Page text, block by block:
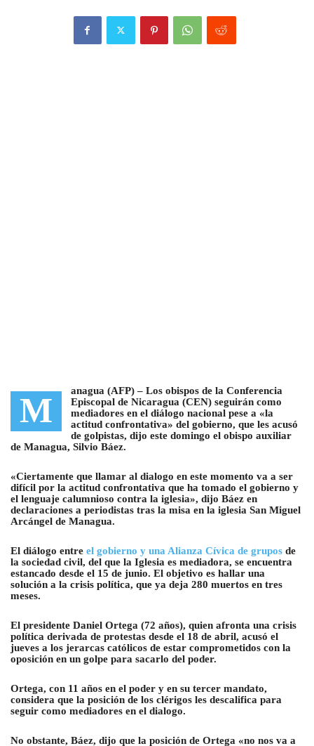
M anagua (AFP) – Los obispos de la Conferencia
Episcopal de Nicaragua (CEN) seguirán como
mediadores en el diálogo nacional pese a «la
actitud confrontativa» del gobierno, que les acusó
de golpistas, dijo este domingo el obispo auxiliar
de Managua, Silvio Báez.
«Ciertamente que llamar al dialogo en este momento va a ser
difícil por la actitud confrontativa que ha tomado el gobierno y
el lenguaje calumnioso contra la iglesia», dijo Báez en
declaraciones a periodistas tras la misa en la iglesia San Miguel
Arcángel de Managua.
El diálogo entre el gobierno y una Alianza Cívica de grupos de
la sociedad civil, del que la Iglesia es mediadora, se encuentra
estancado desde el 15 de junio. El objetivo es hallar una
solución a la crisis política, que ya deja 280 muertos en tres
meses.
El presidente Daniel Ortega (72 años), quien afronta una crisis
política derivada de protestas desde el 18 de abril, acusó el
jueves a los jerarcas católicos de estar comprometidos con la
oposición en un golpe para sacarlo del poder.
Ortega, con 11 años en el poder y en su tercer mandato,
considera que la posición de los clérigos les descalifica para
seguir como mediadores en el dialogo.
No obstante, Báez, dijo que la posición de Ortega «no nos va a